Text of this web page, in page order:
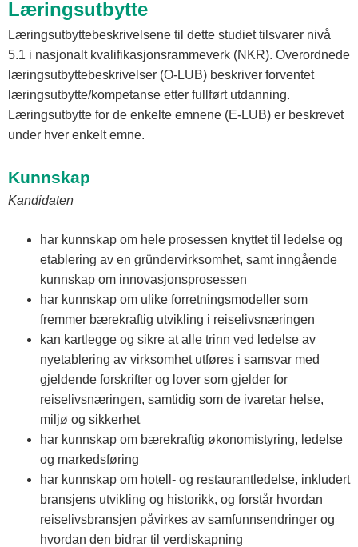
Læringsutbytte
Læringsutbyttebeskrivelsene til dette studiet tilsvarer nivå
5.1 i nasjonalt kvalifikasjonsrammeverk (NKR). Overordnede
læringsutbyttebeskrivelser (O-LUB) beskriver forventet
læringsutbytte/kompetanse etter fullført utdanning.
Læringsutbytte for de enkelte emnene (E-LUB) er beskrevet
under hver enkelt emne.
Kunnskap
Kandidaten
har kunnskap om hele prosessen knyttet til ledelse og
etablering av en gründervirksomhet, samt inngående
kunnskap om innovasjonsprosessen
har kunnskap om ulike forretningsmodeller som
fremmer bærekraftig utvikling i reiselivsnæringen
kan kartlegge og sikre at alle trinn ved ledelse av
nyetablering av virksomhet utføres i samsvar med
gjeldende forskrifter og lover som gjelder for
reiselivsnæringen, samtidig som de ivaretar helse,
miljø og sikkerhet
har kunnskap om bærekraftig økonomistyring, ledelse
og markedsføring
har kunnskap om hotell- og restaurantledelse, inkludert
bransjens utvikling og historikk, og forstår hvordan
reiselivsbransjen påvirkes av samfunnsendringer og
hvordan den bidrar til verdiskapning